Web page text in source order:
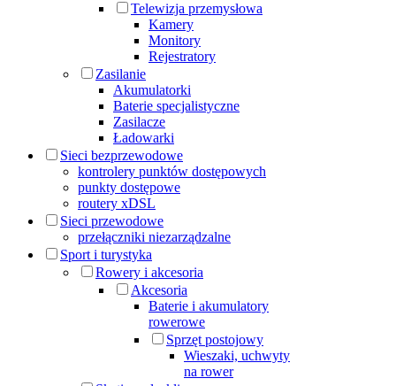
Telewizja przemysłowa
Kamery
Monitory
Rejestratory
Zasilanie
Akumulatorki
Baterie specjalistyczne
Zasilacze
Ładowarki
Sieci bezprzewodowe
kontrolery punktów dostępowych
punkty dostępowe
routery xDSL
Sieci przewodowe
przełączniki niezarządzalne
Sport i turystyka
Rowery i akcesoria
Akcesoria
Baterie i akumulatory
rowerowe
Sprzęt postojowy
Wieszaki, uchwyty
na rower